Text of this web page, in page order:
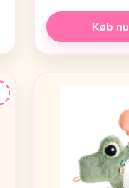
Køb nu